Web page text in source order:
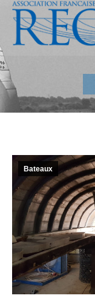
Bateaux